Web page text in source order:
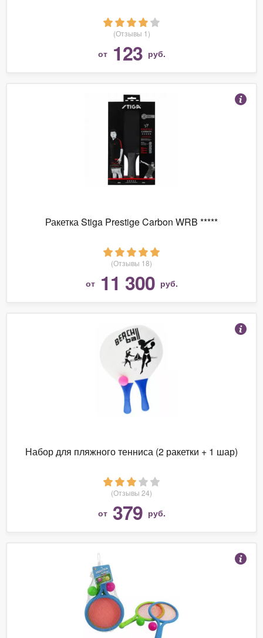
(Отзывы 1)
от 123 руб.
Ракетка Stiga Prestige Carbon WRB *****
(Отзывы 18)
от 11 300 руб.
Набор для пляжного тенниса (2 ракетки + 1 шар)
(Отзывы 24)
от 379 руб.